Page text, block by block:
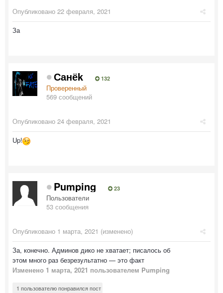
Опубликовано 22 февраля, 2021
За
Санёk 132
Проверенный
569 сообщений
Опубликовано 24 февраля, 2021
Up!
Pumping 23
Пользователи
53 сообщения
Опубликовано 1 марта, 2021 (изменено)
За, конечно. Админов дико не хватает; писалось об
этом много раз безрезультатно — это факт
Изменено 1 марта, 2021 пользователем Pumping
1 пользователю понравился пост